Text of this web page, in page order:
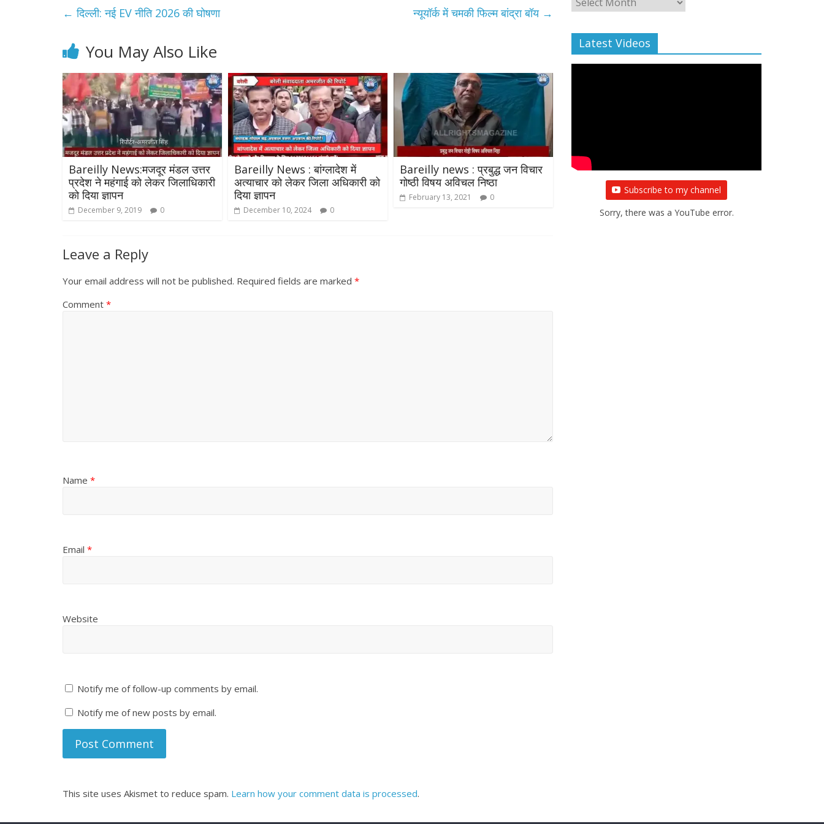
← दिल्ली: नई EV नीति 2026 की घोषणा न्यूयॉर्क में चमकी फिल्म बांद्रा बॉय →
You May Also Like
Bareilly News:मजदूर मंडल उत्तर
प्रदेश ने महंगाई को लेकर जिलाधिकारी
को दिया ज्ञापन
December 9, 2019 0
Bareilly News : बांग्लादेश में
अत्याचार को लेकर जिला अधिकारी को
दिया ज्ञापन
December 10, 2024 0
Bareilly news : प्रबुद्ध जन विचार
गोष्ठी विषय अविचल निष्ठा
February 13, 2021 0
Leave a Reply
Your email address will not be published. Required fields are marked *
Comment *
Name *
Email *
Website
Notify me of follow-up comments by email.
Notify me of new posts by email.
This site uses Akismet to reduce spam. Learn how your comment data is processed.
Archive
Latest Videos
Subscribe to my channel
Sorry, there was a YouTube error.